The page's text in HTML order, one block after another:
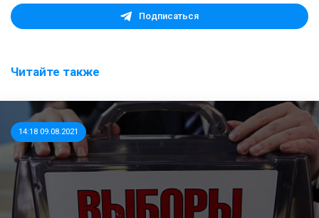
Подписаться
Читайте также
14:18 09.08.2021